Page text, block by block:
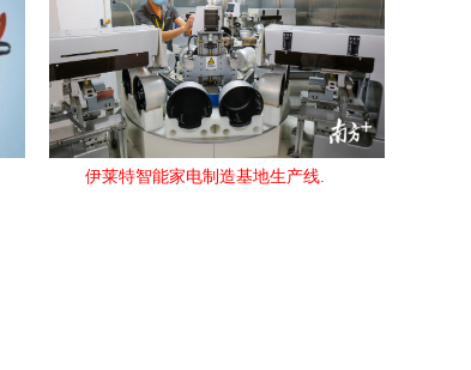
伊莱特智能家电制造基地生产线.